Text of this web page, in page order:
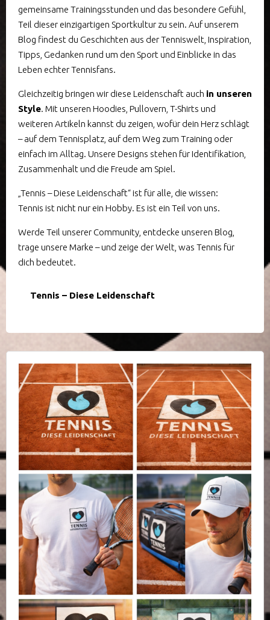
gemeinsame Trainingsstunden und das besondere Gefühl,
Teil dieser einzigartigen Sportkultur zu sein. Auf unserem
Blog findest du Geschichten aus der Tenniswelt, Inspiration,
Tipps, Gedanken rund um den Sport und Einblicke in das
Leben echter Tennisfans.
Gleichzeitig bringen wir diese Leidenschaft auch in unseren
Style. Mit unseren Hoodies, Pullovern, T-Shirts und
weiteren Artikeln kannst du zeigen, wofür dein Herz schlägt
– auf dem Tennisplatz, auf dem Weg zum Training oder
einfach im Alltag. Unsere Designs stehen für Identifikation,
Zusammenhalt und die Freude am Spiel.
„Tennis – Diese Leidenschaft“ ist für alle, die wissen:
Tennis ist nicht nur ein Hobby. Es ist ein Teil von uns.
Werde Teil unserer Community, entdecke unseren Blog,
trage unsere Marke – und zeige der Welt, was Tennis für
dich bedeutet.
Tennis – Diese Leidenschaft